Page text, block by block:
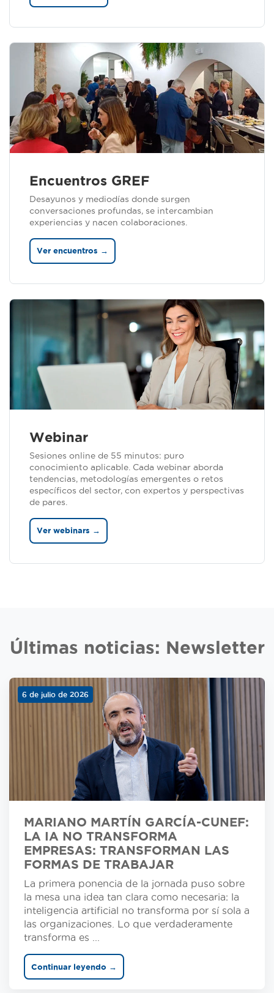
Encuentros GREF
Ver encuentros →
Desayunos y mediodías donde surgen
conversaciones profundas, se intercambian
experiencias y nacen colaboraciones.
Webinar
Ver webinars →
Sesiones online de 55 minutos: puro
conocimiento aplicable. Cada webinar aborda
tendencias, metodologías emergentes o retos
específicos del sector, con expertos y perspectivas
de pares.
Últimas noticias: Newsletter
6 de julio de 2026
MARIANO MARTÍN GARCÍA-CUNEF:
LA IA NO TRANSFORMA
EMPRESAS: TRANSFORMAN LAS
FORMAS DE TRABAJAR
La primera ponencia de la jornada puso sobre
la mesa una idea tan clara como necesaria: la
inteligencia artificial no transforma por sí sola a
las organizaciones. Lo que verdaderamente
transforma es ...
Continuar leyendo →